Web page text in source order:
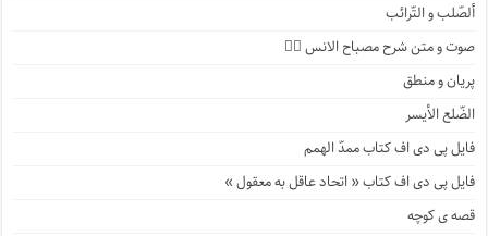
ألصّلب و التّرائب
صوت و متن شرح مصباح الانس ۹️⃣
پریان و منطق
الضّلع الأیسر
فایل پی دی اف کتاب ممدّ الهمم
فایل پی دی اف کتاب « اتحاد عاقل به معقول »
قصه ی کوچه